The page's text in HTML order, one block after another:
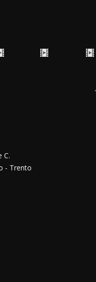
C.
- Trento